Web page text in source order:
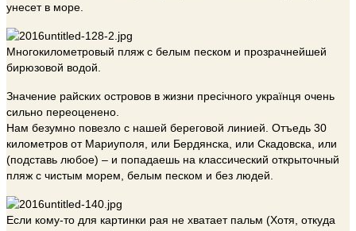
унесет в море.
Многокилометровый пляж с белым песком и прозрачнейшей
бирюзовой водой.
Значение райских островов в жизни пресічного українця очень
сильно переоценено.
Нам безумно повезло с нашей береговой линией. Отъедь 30
километров от Мариуполя, или Бердянска, или Скадовска, или
(подставь любое) – и попадаешь на классический открыточный
пляж с чистым морем, белым песком и без людей.
Если кому-то для картинки рая не хватает пальм (Хотя, откуда